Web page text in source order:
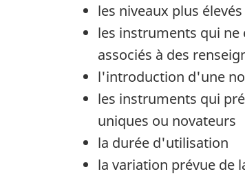
les niveaux plus
les instruments qui
associés à des
l'introduction d'une
les instruments qui
uniques ou novateurs
la durée d'utilisation
la variation prévue de